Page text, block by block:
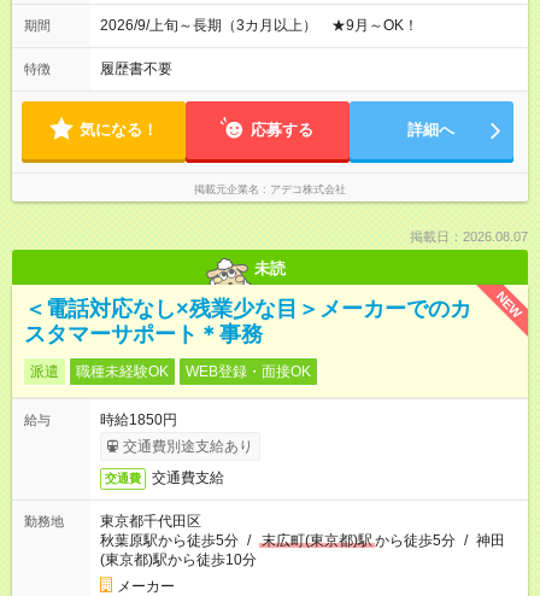
期間 2026/9/上旬～長期（3カ月以上） ★9月～OK！
特徴 履歴書不要
気になる！ 応募する 詳細へ
掲載元企業名 アデコ株式会社
掲載日：2026.08.07
未読
NEW
＜電話対応なし×残業少な目＞メーカーでのカ
スタマーサポート＊事務
派遣 職種未経験OK WEB登録・面接OK
給与
時給1850円
交通費別途支給あり
交通費 交通費支給
勤務地
東京都千代田区
秋葉原駅から徒歩5分 / 末広町(東京都)駅から徒歩5分 / 神田
(東京都)駅から徒歩10分
メーカー